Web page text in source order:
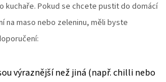
kuchaře. Pokud se chcete pustit do domácí
na maso nebo zeleninu, měli byste
výraznější než jiná (např. chilli nebo